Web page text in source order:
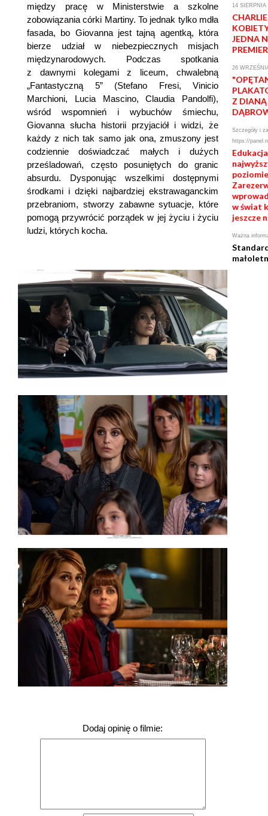
między pracę w Ministerstwie a szkolne
zobowiązania córki Martiny. To jednak tylko mdła
fasada, bo Giovanna jest tajną agentką, która
bierze udział w niebezpiecznych misjach
międzynarodowych. Podczas spotkania
z dawnymi kolegami z liceum, chwalebną
„Fantastyczną 5” (Stefano Fresi, Vinicio
Marchioni, Lucia Mascino, Claudia Pandolfi),
wśród wspomnień i wybuchów śmiechu,
Giovanna słucha historii przyjaciół i widzi, że
każdy z nich tak samo jak ona, zmuszony jest
codziennie doświadczać małych i dużych
prześladowań, często posuniętych do granic
absurdu. Dysponując wszelkimi dostępnymi
środkami i dzięki najbardziej ekstrawaganckim
przebraniom, stworzy zabawne sytuacje, które
pomogą przywrócić porządek w jej życiu i życiu
ludzi, których kocha.
Dodaj opinię o filmie:
14 SIERPNIA
JEDNA
26
Z DIANĄ
Szczegóły i
https://
w świat
jeszcze
Ważna